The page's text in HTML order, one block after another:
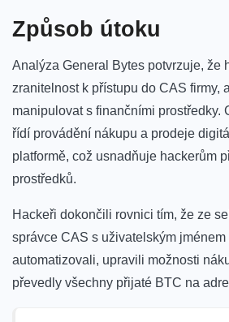
Způsob útoku
Analýza General Bytes potvrzuje, že
zranitelnost k přístupu do CAS firmy,
manipulovat s finančními prostředky.
řídí provádění nákupu a prodeje
platformě, což usnadňuje hackerům
prostředků.
Hackeři dokončili rovnici tím, že ze
správce CAS s uživatelským jménem
automatizovali, upravili možnosti
převedly všechny přijaté BTC na